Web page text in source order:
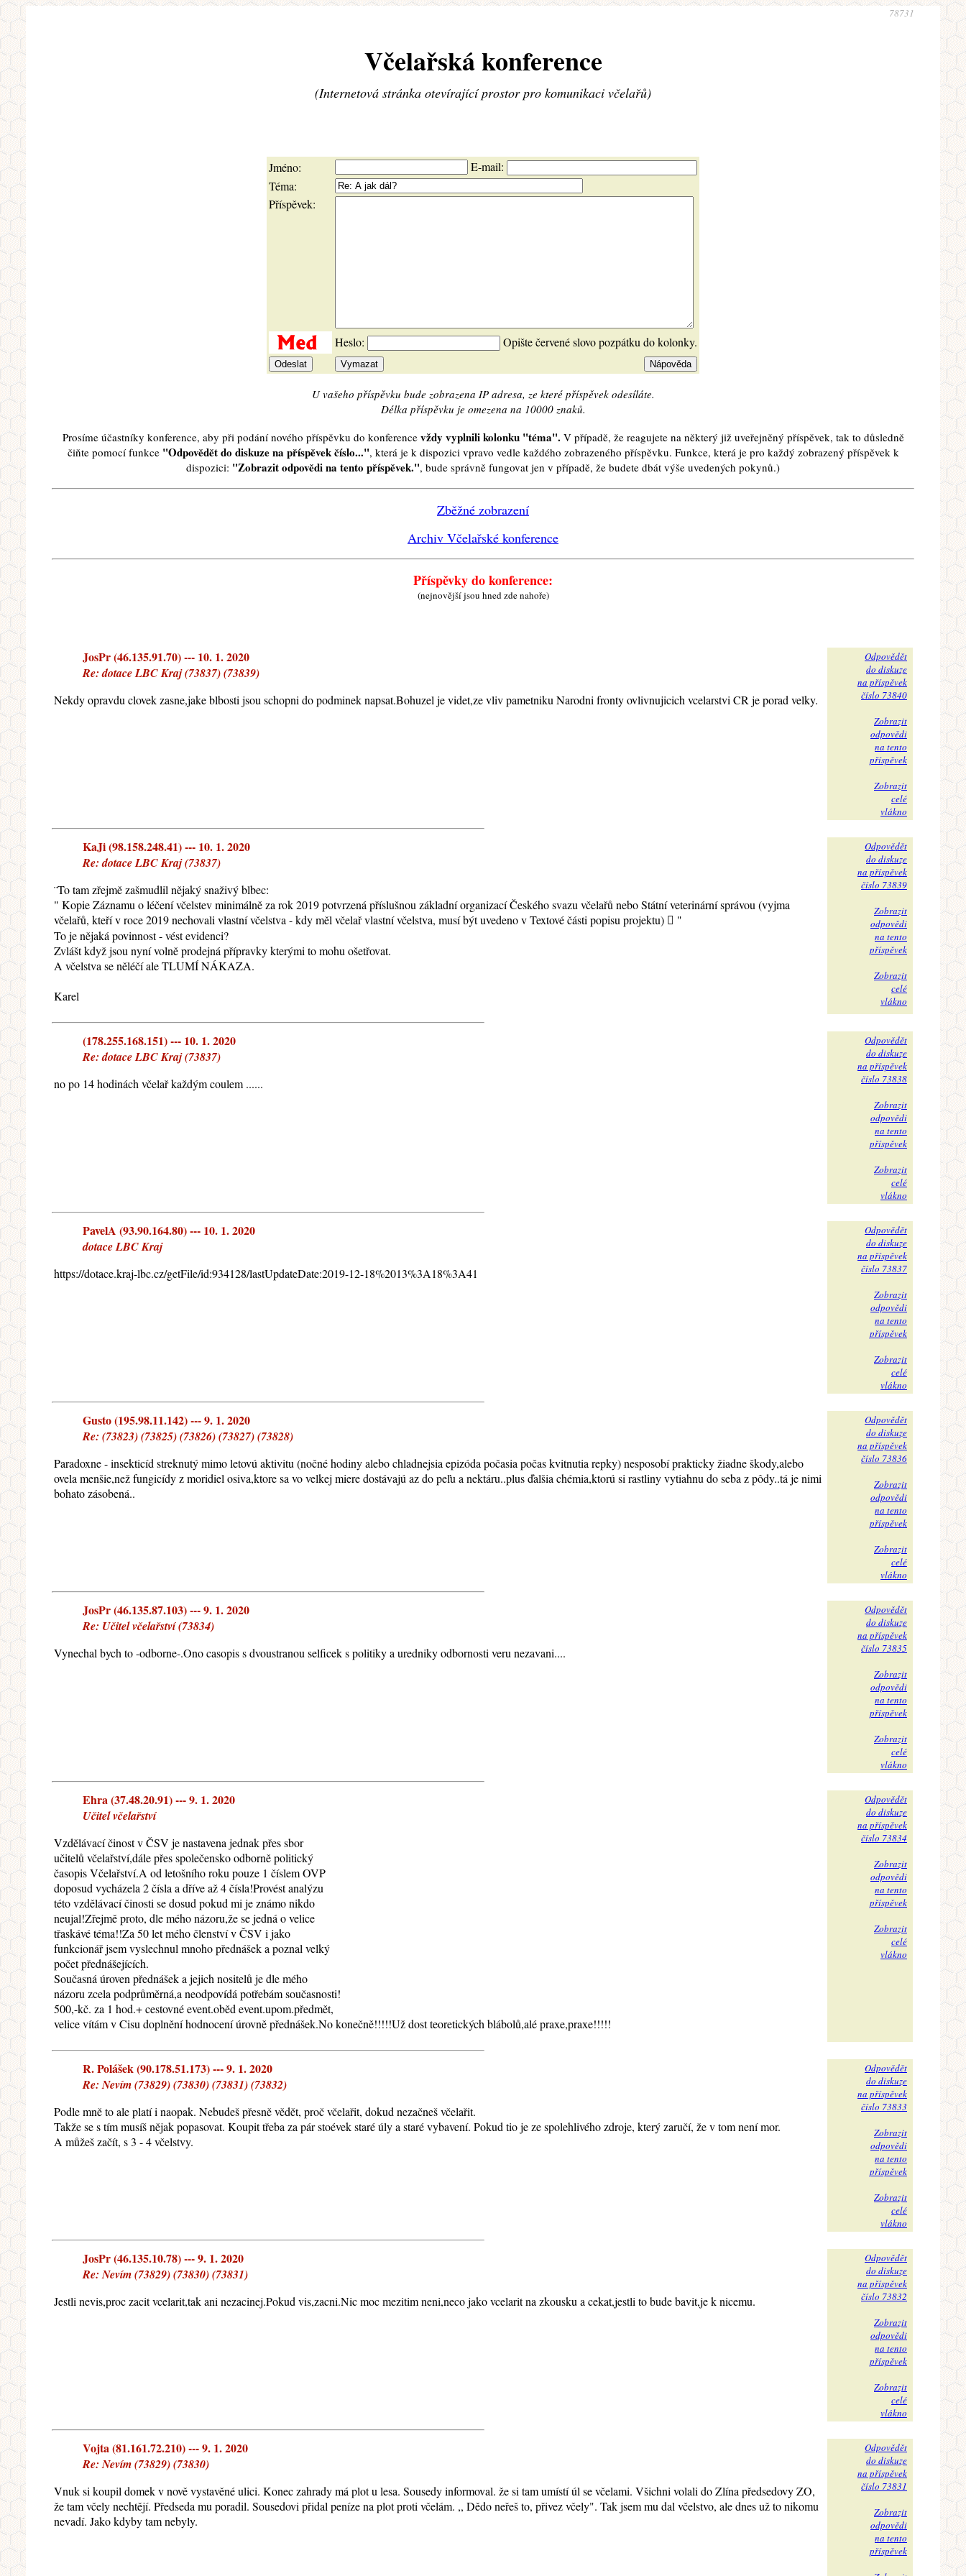
78731
Včelařská konference
(Internetová stránka otevírající prostor pro komunikaci včelařů)
Jméno:
E-mail:
Téma:
Příspěvek:
Heslo: Opište červené slovo pozpátku do kolonky.
U vašeho příspěvku bude zobrazena IP adresa, ze které příspěvek odesíláte.
Délka příspěvku je omezena na 10000 znaků.
Prosíme účastníky konference, aby při podání nového příspěvku do konference vždy vyplnili kolonku "téma". V případě, že reagujete na některý již uveřejněný příspěvek, tak to důsledně
čiňte pomocí funkce "Odpovědět do diskuze na příspěvek číslo...", která je k dispozici vpravo vedle každého zobrazeného příspěvku. Funkce, která je pro každý zobrazený příspěvek k
dispozici: "Zobrazit odpovědi na tento příspěvek.", bude správně fungovat jen v případě, že budete dbát výše uvedených pokynů.)
Zběžné zobrazení
Archiv Včelařské konference
Příspěvky do konference:
(nejnovější jsou hned zde nahoře)
JosPr (46.135.91.70) --- 10. 1. 2020
Re: dotace LBC Kraj (73837) (73839)
Nekdy opravdu clovek zasne,jake blbosti jsou schopni do podminek napsat.Bohuzel je videt,ze vliv pametniku Narodni fronty ovlivnujicich vcelarstvi CR je porad velky.
Odpovědět
do diskuze
na příspěvek
číslo 73840
Zobrazit
odpovědi
na tento
příspěvek
Zobrazit
celé
vlákno
KaJi (98.158.248.41) --- 10. 1. 2020
Re: dotace LBC Kraj (73837)
¨To tam zřejmě zašmudlil nějaký snaživý blbec:
" Kopie Záznamu o léčení včelstev minimálně za rok 2019 potvrzená příslušnou základní organizací Českého svazu včelařů nebo Státní veterinární správou (vyjma
včelařů, kteří v roce 2019 nechovali vlastní včelstva - kdy měl včelař vlastní včelstva, musí být uvedeno v Textové části popisu projektu)  "
To je nějaká povinnost - vést evidenci?
Zvlášt když jsou nyní volně prodejná přípravky kterými to mohu ošetřovat.
A včelstva se něléčí ale TLUMÍ NÁKAZA.
Karel
Odpovědět
do diskuze
na příspěvek
číslo 73839
Zobrazit
odpovědi
na tento
příspěvek
Zobrazit
celé
vlákno
(178.255.168.151) --- 10. 1. 2020
Re: dotace LBC Kraj (73837)
no po 14 hodinách včelař každým coulem ......
Odpovědět
do diskuze
na příspěvek
číslo 73838
Zobrazit
odpovědi
na tento
příspěvek
Zobrazit
celé
vlákno
PavelA (93.90.164.80) --- 10. 1. 2020
dotace LBC Kraj
https://dotace.kraj-lbc.cz/getFile/id:934128/lastUpdateDate:2019-12-18%2013%3A18%3A41
Odpovědět
do diskuze
na příspěvek
číslo 73837
Zobrazit
odpovědi
na tento
příspěvek
Zobrazit
celé
vlákno
Gusto (195.98.11.142) --- 9. 1. 2020
Re: (73823) (73825) (73826) (73827) (73828)
Paradoxne - insekticíd streknutý mimo letovú aktivitu (nočné hodiny alebo chladnejsia epizóda počasia počas kvitnutia repky) nesposobí prakticky žiadne škody,alebo
ovela menšie,než fungicídy z moridiel osiva,ktore sa vo velkej miere dostávajú az do peľu a nektáru..plus ďalšia chémia,ktorú si rastliny vytiahnu do seba z pôdy..tá je nimi
bohato zásobená..
Odpovědět
do diskuze
na příspěvek
číslo 73836
Zobrazit
odpovědi
na tento
příspěvek
Zobrazit
celé
vlákno
JosPr (46.135.87.103) --- 9. 1. 2020
Re: Učitel včelařství (73834)
Vynechal bych to -odborne-.Ono casopis s dvoustranou selficek s politiky a uredniky odbornosti veru nezavani....
Odpovědět
do diskuze
na příspěvek
číslo 73835
Zobrazit
odpovědi
na tento
příspěvek
Zobrazit
celé
vlákno
Ehra (37.48.20.91) --- 9. 1. 2020
Učitel včelařství
Vzdělávací činost v ČSV je nastavena jednak přes sbor
učitelů včelařství,dále přes společensko odborně politický
časopis Včelařství.A od letošního roku pouze 1 číslem OVP
doposud vycházela 2 čísla a dříve až 4 čísla!Provést analýzu
této vzdělávací činosti se dosud pokud mi je známo nikdo
neujal!Zřejmě proto, dle mého názoru,že se jedná o velice
třaskávé téma!!Za 50 let mého členství v ČSV i jako
funkcionář jsem vyslechnul mnoho přednášek a poznal velký
počet přednášejících.
Současná úroven přednášek a jejich nositelů je dle mého
názoru zcela podprůměrná,a neodpovídá potřebám současnosti!
500,-kč. za 1 hod.+ cestovné event.oběd event.upom.předmět,
velice vítám v Cisu doplnění hodnocení úrovně přednášek.No konečně!!!!!Už dost teoretických blábolů,alé praxe,praxe!!!!!
Odpovědět
do diskuze
na příspěvek
číslo 73834
Zobrazit
odpovědi
na tento
příspěvek
Zobrazit
celé
vlákno
R. Polášek (90.178.51.173) --- 9. 1. 2020
Re: Nevím (73829) (73830) (73831) (73832)
Podle mně to ale platí i naopak. Nebudeš přesně vědět, proč včelařit, dokud nezačneš včelařit.
Takže se s tím musíš nějak popasovat. Koupit třeba za pár stoévek staré úly a staré vybavení. Pokud tio je ze spolehlivého zdroje, který zaručí, že v tom není mor.
A můžeš začít, s 3 - 4 včelstvy.
Odpovědět
do diskuze
na příspěvek
číslo 73833
Zobrazit
odpovědi
na tento
příspěvek
Zobrazit
celé
vlákno
JosPr (46.135.10.78) --- 9. 1. 2020
Re: Nevím (73829) (73830) (73831)
Jestli nevis,proc zacit vcelarit,tak ani nezacinej.Pokud vis,zacni.Nic moc mezitim neni,neco jako vcelarit na zkousku a cekat,jestli to bude bavit,je k nicemu.
Odpovědět
do diskuze
na příspěvek
číslo 73832
Zobrazit
odpovědi
na tento
příspěvek
Zobrazit
celé
vlákno
Vojta (81.161.72.210) --- 9. 1. 2020
Re: Nevím (73829) (73830)
Vnuk si koupil domek v nově vystavěné ulici. Konec zahrady má plot u lesa. Sousedy informoval. že si tam umístí úl se včelami. Všichni volali do Zlína předsedovy ZO,
že tam včely nechtějí. Předseda mu poradil. Sousedovi přidal peníze na plot proti včelám. ,, Dědo neřeš to, přivez včely". Tak jsem mu dal včelstvo, ale dnes už to nikomu
nevadí. Jako kdyby tam nebyly.
Odpovědět
do diskuze
na příspěvek
číslo 73831
Zobrazit
odpovědi
na tento
příspěvek